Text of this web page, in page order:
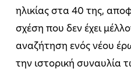
ηλικίας στα 40 της,
σχέση που δεν έχει
αναζήτηση ενός νέου
την ιστορική συναυλία